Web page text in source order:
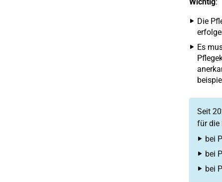
Die
Es
Seit
für die
bei
bei
bei